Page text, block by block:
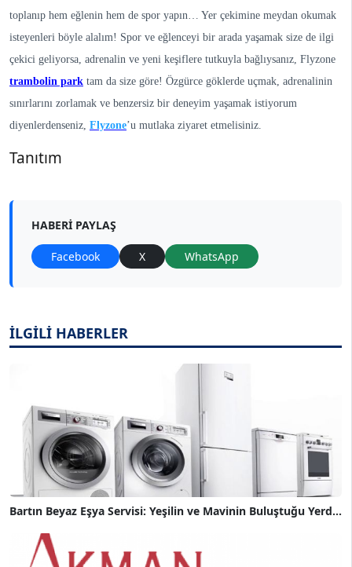
toplanıp hem eğlenin hem de spor yapın… Yer çekimine meydan okumak
isteyenleri böyle alalım! Spor ve eğlenceyi bir arada yaşamak size de ilgi
çekici geliyorsa, adrenalin ve yeni keşiflere tutkuyla bağlıysanız, Flyzone
trambolin park tam da size göre! Özgürce göklerde uçmak, adrenalinin
sınırlarını zorlamak ve benzersiz bir deneyim yaşamak istiyorum
diyenlerdenseniz, Flyzone’u mutlaka ziyaret etmelisiniz.
Tanıtım
HABERI PAYLAŞ
Facebook X WhatsApp
İLGİLİ HABERLER
Bartın Beyaz Eşya Servisi: Yeşilin ve Mavinin Buluştuğu Yerd...